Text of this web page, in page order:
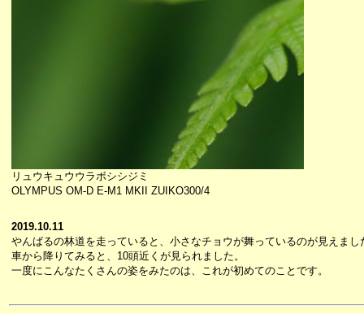
リュウキュウウラボシシジミ
OLYMPUS OM-D E-M1 MKII ZUIKO300/4
2019.10.11
やんばるの林道を走っていると、小さなチョウが舞っているのが見えまし
車から降りてみると、10頭近くが見られました。
一度にこんなたくさんの姿をみたのは、これが初めてのことです。